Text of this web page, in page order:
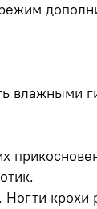
влажными
крохи